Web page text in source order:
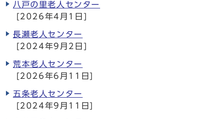
八戸の里老人センター
[2026年4月1日]
長瀬老人センター
[2024年9月2日]
荒本老人センター
[2026年6月11日]
五条老人センター
[2024年9月11日]